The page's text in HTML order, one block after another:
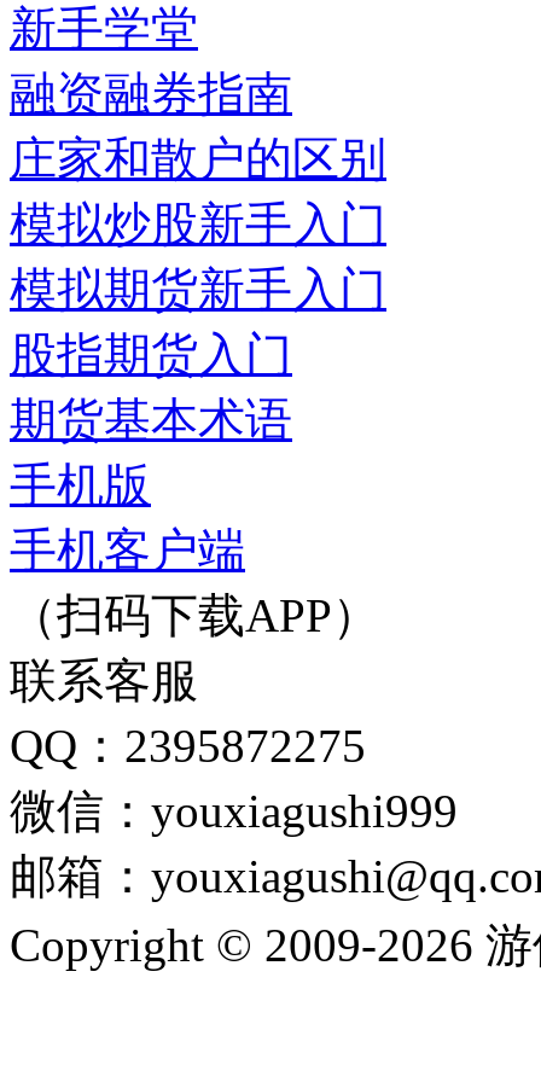
新手学堂
融资融券指南
庄家和散户的区别
模拟炒股新手入门
模拟期货新手入门
股指期货入门
期货基本术语
手机版
手机客户端
（扫码下载APP）
联系客服
QQ：2395872275
微信：youxiagushi999
邮箱：
Copyright © 2009-2026